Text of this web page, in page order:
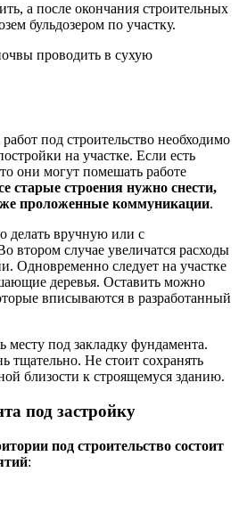
а после окончания строительных
бульдозером по участку.
проводить в сухую
под строительство необходимо
на участке. Если есть
они могут помешать работе
старые строения нужно снести,
проложенные коммуникации.
делать вручную или с
втором случае увеличатся расходы
Одновременно следует на участке
деревья. Оставить можно
вписываются в разработанный
месту под закладку фундамента.
тщательно. Не стоит сохранять
близости к строящемуся зданию.
под застройку
под строительство состоит
: